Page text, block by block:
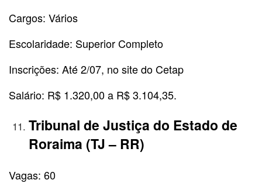
Cargos: Vários
Escolaridade: Superior Completo
Inscrições: Até 2/07, no site do Cetap
Salário: R$ 1.320,00 a R$ 3.104,35.
Tribunal de Justiça do Estado de
Roraima (TJ – RR)
Vagas: 60